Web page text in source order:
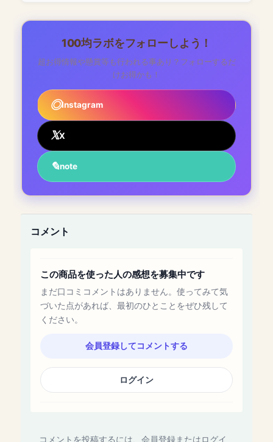
100均ラボをフォローしよう！
超お得情報や懸賞等も行われる事あり？フォローするだ
けお得かも！
Instagram
X
note
コメント
この商品を使った人の感想を募集中です
まだ口コミコメントはありません。使ってみて気
づいた点があれば、最初のひとことをぜひ残して
ください。
会員登録してコメントする
ログイン
コメントを投稿するには、会員登録またはログイ